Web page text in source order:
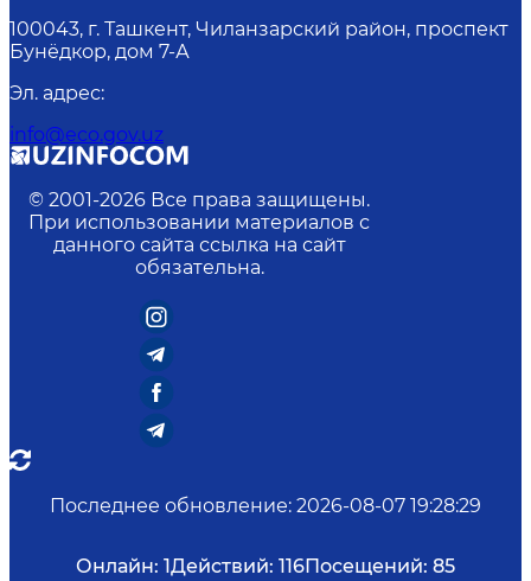
100043, г. Ташкент, Чиланзарский район, проспект
Бунёдкор, дом 7-А
Эл. адрес:
info@eco.gov.uz
© 2001-2026 Все права защищены.
При использовании материалов с
данного сайта ссылка на сайт
обязательна.
Последнее обновление: 2026-08-07 19:28:29
Онлайн: 1Действий: 116Посещений: 85